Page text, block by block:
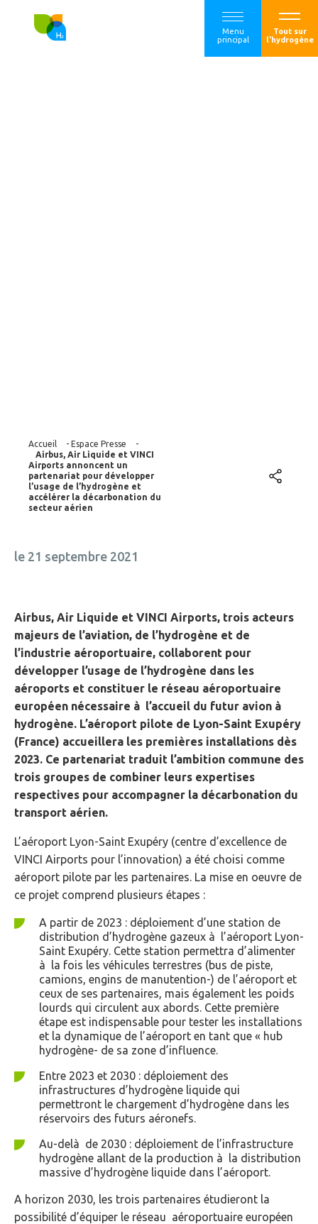
Menu
principal
Tout sur
l'hydrogène
Accueil - Espace Presse
-
Airbus, Air Liquide et VINCI
Airports annoncent un
partenariat pour développer
l’usage de l’hydrogène et
accélérer la décarbonation du
secteur aérien
le 21 septembre 2021
Airbus, Air Liquide et VINCI Airports, trois acteurs
majeurs de l’aviation, de l’hydrogène et de
l’industrie aéroportuaire, collaborent pour
développer l’usage de l’hydrogène dans les
aéroports et constituer le réseau aéroportuaire
européen nécessaire à l’accueil du futur avion à
hydrogène. L’aéroport pilote de Lyon-Saint Exupéry
(France) accueillera les premières installations dès
2023. Ce partenariat traduit l’ambition commune des
trois groupes de combiner leurs expertises
respectives pour accompagner la décarbonation du
transport aérien.
L’aéroport Lyon-Saint Exupéry (centre d’excellence de
VINCI Airports pour l’innovation) a été choisi comme
aéroport pilote par les partenaires. La mise en oeuvre de
ce projet comprend plusieurs étapes :
A partir de 2023 : déploiement d’une station de
distribution d’hydrogène gazeux à l’aéroport Lyon-
Saint Exupéry. Cette station permettra d’alimenter
à la fois les véhicules terrestres (bus de piste,
camions, engins de manutention-) de l’aéroport et
ceux de ses partenaires, mais également les poids
lourds qui circulent aux abords. Cette première
étape est indispensable pour tester les installations
et la dynamique de l’aéroport en tant que « hub
hydrogène- de sa zone d’influence.
Entre 2023 et 2030 : déploiement des
infrastructures d’hydrogène liquide qui
permettront le chargement d’hydrogène dans les
réservoirs des futurs aéronefs.
Au-delà de 2030 : déploiement de l’infrastructure
hydrogène allant de la production à la distribution
massive d’hydrogène liquide dans l’aéroport.
A horizon 2030, les trois partenaires étudieront la
possibilité d’équiper le réseau aéroportuaire européen